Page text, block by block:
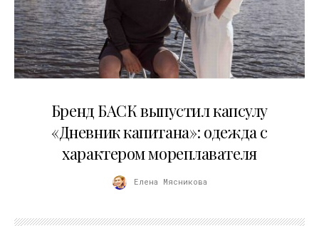
Бренд БАСК выпустил капсулу
«Дневник капитана»: одежда с
характером мореплавателя
Елена Мясникова